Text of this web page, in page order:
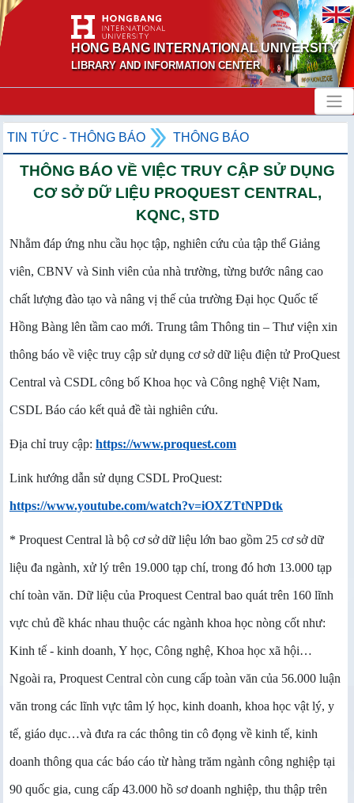
HONG BANG INTERNATIONAL UNIVERSITY
LIBRARY AND INFORMATION CENTER
TIN TỨC - THÔNG BÁO THÔNG BÁO
THÔNG BÁO VỀ VIỆC TRUY CẬP SỬ DỤNG
CƠ SỞ DỮ LIỆU PROQUEST CENTRAL,
KQNC, STD
Nhằm đáp ứng nhu cầu học tập, nghiên cứu của tập thể Giảng
viên, CBNV và Sinh viên của nhà trường, từng bước nâng cao
chất lượng đào tạo và nâng vị thế của trường Đại học Quốc tế
Hồng Bàng lên tầm cao mới. Trung tâm Thông tin – Thư viện xin
thông báo về việc truy cập sử dụng cơ sở dữ liệu điện tử ProQuest
Central và CSDL công bố Khoa học và Công nghệ Việt Nam,
CSDL Báo cáo kết quả đề tài nghiên cứu.
Địa chỉ truy cập: https://www.proquest.com
Link hướng dẫn sử dụng CSDL ProQuest:
https://www.youtube.com/watch?v=iOXZTtNPDtk
* Proquest Central là bộ cơ sở dữ liệu lớn bao gồm 25 cơ sở dữ
liệu đa ngành, xử lý trên 19.000 tạp chí, trong đó hơn 13.000 tạp
chí toàn văn. Dữ liệu của Proquest Central bao quát trên 160 lĩnh
vực chủ đề khác nhau thuộc các ngành khoa học nòng cốt như:
Kinh tế - kinh doanh, Y học, Công nghệ, Khoa học xã hội…
Ngoài ra, Proquest Central còn cung cấp toàn văn của 56.000 luận
văn trong các lĩnh vực tâm lý học, kinh doanh, khoa học vật lý, y
tế, giáo dục…và đưa ra các thông tin cô đọng về kinh tế, kinh
doanh thông qua các báo cáo từ hàng trăm ngành công nghiệp tại
90 quốc gia, cung cấp 43.000 hồ sơ doanh nghiệp, thu thập trên